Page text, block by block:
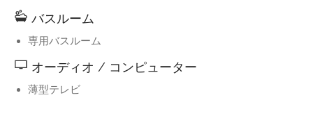
バスルーム
専用バスルーム
オーディオ / コンピューター
薄型テレビ